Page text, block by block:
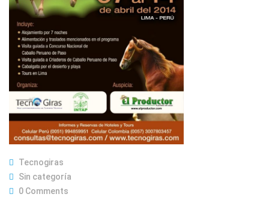
Tecnogiras
Sin categoría
0 Comments